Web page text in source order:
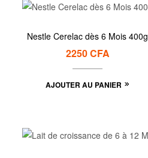
Nestle Cerelac dès 6 Mois 400g
2250CFA
AJOUTER AU PANIER